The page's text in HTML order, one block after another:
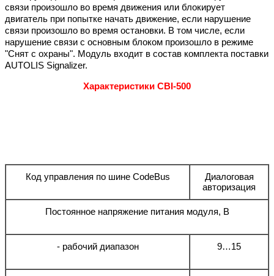
связи произошло во время движения или блокирует
двигатель при попытке начать движение, если нарушение
связи произошло во время остановки. В том числе, если
нарушение связи с основным блоком произошло в режиме
"Снят с охраны". Модуль входит в состав комплекта поставки
AUTOLIS Signalizer.
Характеристики CBI-500
Код управления по шине CodeBus
Диалоговая
авторизация
Постоянное напряжение питания модуля, В
- рабочий диапазон 9…15